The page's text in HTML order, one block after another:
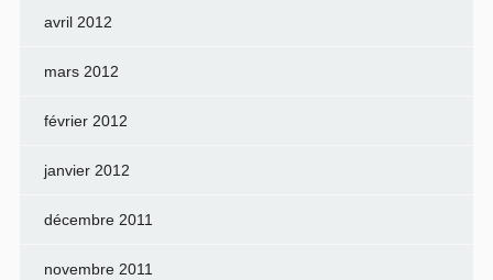
avril 2012
mars 2012
février 2012
janvier 2012
décembre 2011
novembre 2011